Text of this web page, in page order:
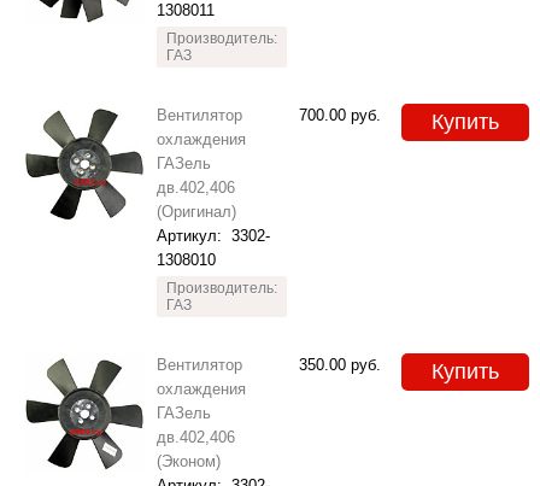
1308011
Производитель:
ГАЗ
Вентилятор
охлаждения
ГАЗель
дв.402,406
(Оригинал)
Артикул: 3302-
1308010
Производитель:
ГАЗ
700.00 руб. Купить
Вентилятор
охлаждения
ГАЗель
дв.402,406
(Эконом)
350.00 руб. Купить